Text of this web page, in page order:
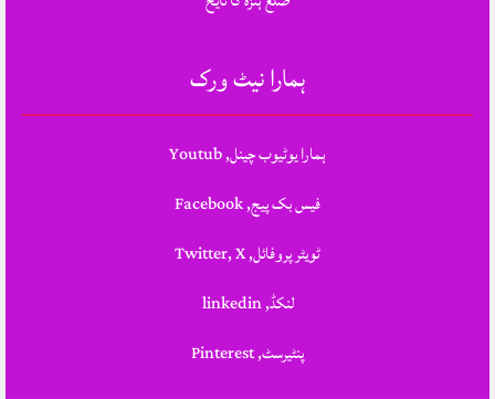
ہمارا نیٹ ورک
ہمارا یوٹیوب چینل, Youtub
فیس بک پیج, Facebook
ٹویٹر پروفائل, Twitter, X
لنکڈ, linkedin
پنٹیرسٹ, Pinterest